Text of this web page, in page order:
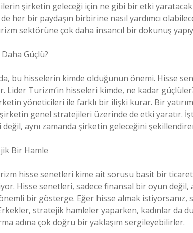
şirketin geleceği için ne gibi bir etki
her bir paydaşın birbirine nasıl yardımcı
sektörüne çok daha insancıl bir dokunuş
Güçlü?
bu hisselerin kimde olduğunun önemi. Hisse
Turizm’in hisseleri kimde, ne kadar
yöneticileri ile farklı bir ilişki kurar. Bir
genel stratejileri üzerinde de etki yaratır.
aynı zamanda şirketin geleceğini
Bir Hamle
hisse senetleri kime ait sorusu basit bir
Hisse senetleri, sadece finansal bir oyun
bir gösterge. Eğer hisse almak istiyorsanız,
Erkekler, stratejik hamleler yaparken, kadınlar da
adına çok doğru bir yaklaşım sergileyebilirler.